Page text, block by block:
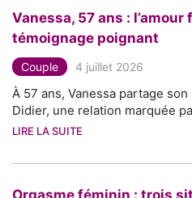
Vanessa, 57 ans : l’amour
témoignage poignant
Couple 4 juillet 2026
À 57 ans, Vanessa partage
Didier, une relation marquée
LIRE LA SUITE
Orgasme féminin : trois